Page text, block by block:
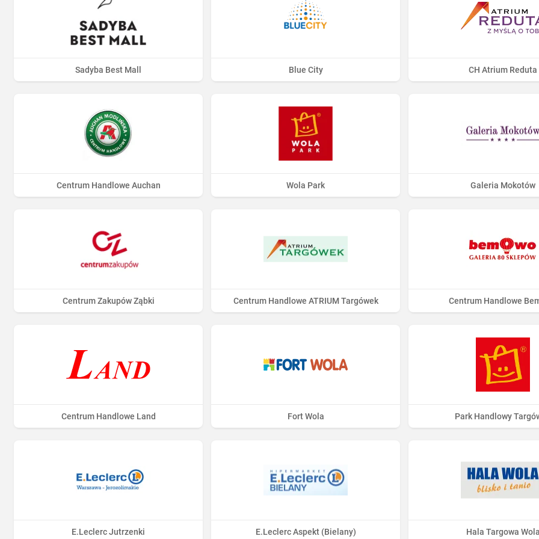
Sadyba Best Mall Blue City CH Atrium Reduta
Centrum Handlowe Auchan Wola Park Galeria Mokotów
Centrum Zakupów Ząbki Centrum Handlowe ATRIUM Targówek Centrum Handlowe
Centrum Handlowe Land Fort Wola Park Handlowy
E.Leclerc Jutrzenki E.Leclerc Aspekt (Bielany) Hala Targowa